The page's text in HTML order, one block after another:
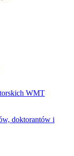
WMT
doktorantów i